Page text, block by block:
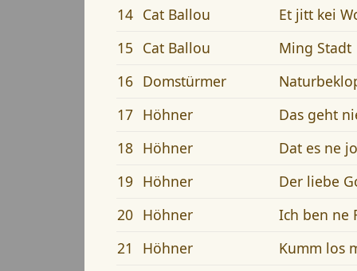
14 Cat Ballou
Et jitt kei
15 Cat Ballou
Ming Stadt
16 Domstürmer
17 Höhner
Das geht
18 Höhner
Dat es ne
19 Höhner
Der liebe
20 Höhner
Ich ben ne
21
Höhner
Kumm los